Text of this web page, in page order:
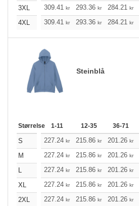
3XL
309.41 kr 293.36 kr 284.21 kr
4XL
309.41 kr 293.36 kr 284.21 kr
Steinblå
Størrelse 1-11 12-35 36-71
S 227.24 kr 215.86 kr 201.26 kr
M
227.24 kr 215.86 kr 201.26 kr
L
227.24 kr 215.86 kr 201.26 kr
XL
227.24 kr 215.86 kr 201.26 kr
2XL
227.24 kr 215.86 kr 201.26 kr